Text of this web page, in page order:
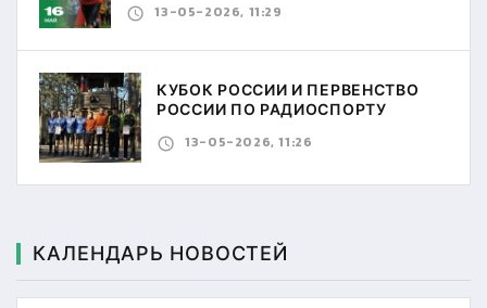
13-05-2026, 11:29
КУБОК РОССИИ И ПЕРВЕНСТВО
РОССИИ ПО РАДИОСПОРТУ
13-05-2026, 11:26
КАЛЕНДАРЬ НОВОСТЕЙ